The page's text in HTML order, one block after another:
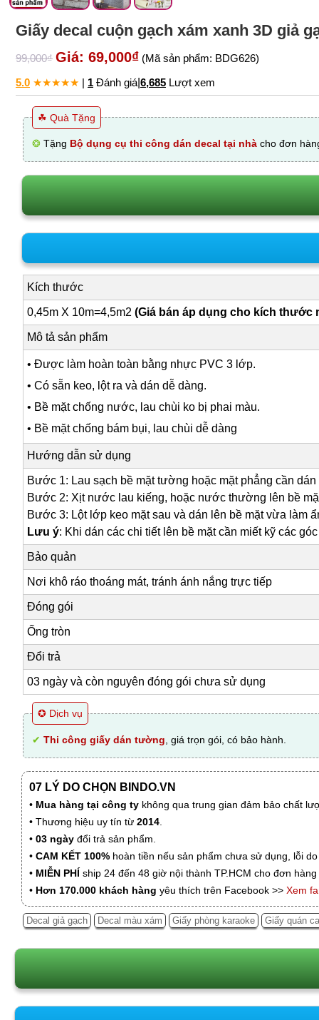
Giấy decal cuộn gạch xám xanh 3D giả
99,000₫ Giá: 69,000₫ (Mã sản phẩm: BDG626)
5.0 ★★★★★ | 1 Đánh giá 6,685 Lượt xem
☘ Quà Tặng
❂ Tặng Bộ dụng cụ thi công dán decal tại nhà cho đơn
Kích thước
0,45m X 10m=4,5m2 (Giá bán áp dụng cho kích thước
Mô tả sản phẩm
• Được làm hoàn toàn bằng nhực PVC 3 lớp.
• Có sẵn keo, lột ra và dán dễ dàng.
• Bề mặt chống nước, lau chùi ko bị phai màu.
• Bề mặt chống bám bụi, lau chùi dễ dàng
Hướng dẫn sử dụng
Bước 1: Lau sạch bề mặt tường hoặc mặt phẳng cần dán
Bước 2: Xịt nước lau kiếng, hoặc nước thường lên bề
Bước 3: Lột lớp keo mặt sau và dán lên bề mặt vừa làm
Lưu ý: Khi dán các chi tiết lên bề mặt cần miết kỹ các
Bảo quản
Nơi khô ráo thoáng mát, tránh ánh nắng trực tiếp
Đóng gói
Ống tròn
Đổi trả
03 ngày và còn nguyên đóng gói chưa sử dụng
✪ Dịch vụ
✔ Thi công giấy dán tường , giá trọn gói, có bảo hành.
07 LÝ DO CHỌN BINDO.VN
• Mua hàng tại công ty không qua trung gian đảm bảo chất
• Thương hiệu uy tín từ 2014
• 03 ngày đổi trả sản phẩm.
• CAM KẾT 100% hoàn tiền nếu sản phẩm chưa sử dụng, lỗi
• MIỄN PHÍ ship 24 đến 48 giờ nội thành TP.HCM cho đơn
• Hơn 170.000 khách hàng yêu thích trên Facebook >> Xem
Decal giả gạch Decal màu xám Giấy phòng karaoke Giấy quán